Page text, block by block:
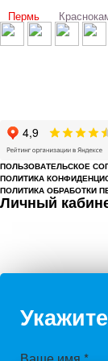
Пермь
ПОЛЬЗОВАТЕЛЬСКОЕ
ПОЛИТИКА
ПОЛИТИКА ОБРАБОТКИ
Личный